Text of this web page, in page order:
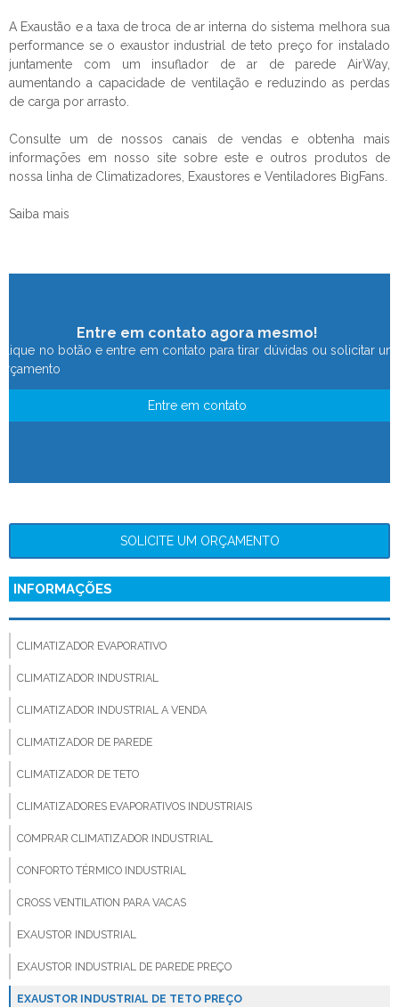
A Exaustão e a taxa de troca de ar interna do sistema melhora sua
performance se o exaustor industrial de teto preço for instalado
juntamente com um insuflador de ar de parede AirWay,
aumentando a capacidade de ventilação e reduzindo as perdas
de carga por arrasto.
Consulte um de nossos canais de vendas e obtenha mais
informações em nosso site sobre este e outros produtos de
nossa linha de Climatizadores, Exaustores e Ventiladores BigFans.
Saiba mais
Entre em contato agora mesmo!
no botão e entre em contato para tirar dúvidas ou solicitar um
Entre em contato
SOLICITE UM ORÇAMENTO
INFORMAÇÕES
CLIMATIZADOR EVAPORATIVO
CLIMATIZADOR INDUSTRIAL
CLIMATIZADOR INDUSTRIAL A VENDA
CLIMATIZADOR DE PAREDE
CLIMATIZADOR DE TETO
CLIMATIZADORES EVAPORATIVOS INDUSTRIAIS
COMPRAR CLIMATIZADOR INDUSTRIAL
CONFORTO TÉRMICO INDUSTRIAL
CROSS VENTILATION PARA VACAS
EXAUSTOR INDUSTRIAL
EXAUSTOR INDUSTRIAL DE PAREDE PREÇO
EXAUSTOR INDUSTRIAL DE TETO PREÇO